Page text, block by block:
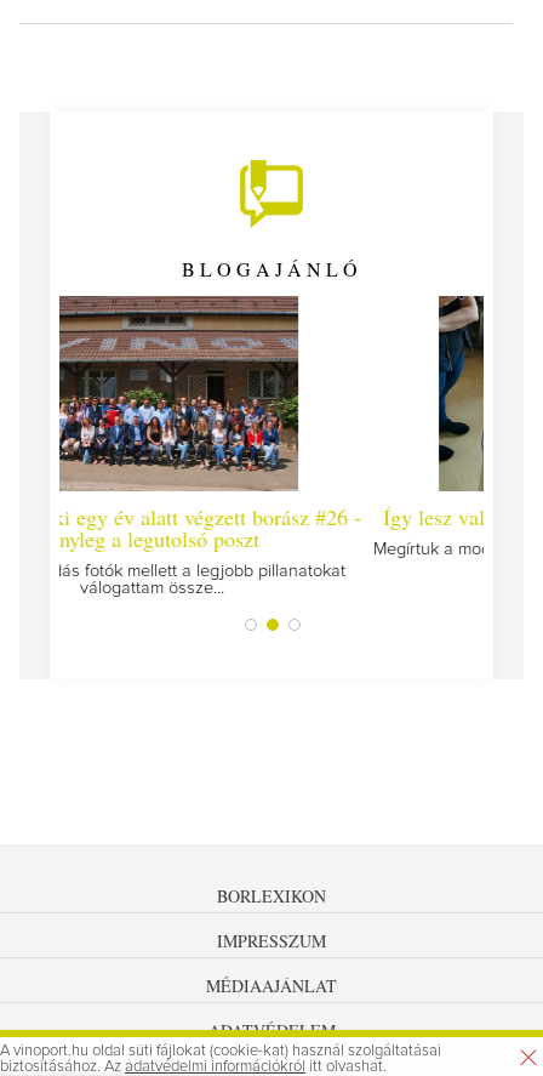
BLOGAJÁNLÓ
borász #26 -
pillanatokat
Így lesz valaki egy év alatt végzett borász
Megírtuk a modulzáró vizsgákat, már lázasan
az utolsó...
BORLEXIKON
IMPRESSZUM
MÉDIAAJÁNLAT
ADATVÉDELEM
A vinoport.hu oldal süti fájlokat (cookie-kat) használ szolgáltatásai
biztosításához. Az adatvédelmi információkról itt olvashat.